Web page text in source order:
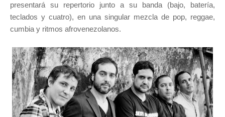
presentará su repertorio junto a su banda (bajo, batería,
teclados y cuatro), en una singular mezcla de pop, reggae,
cumbia y ritmos afrovenezolanos.